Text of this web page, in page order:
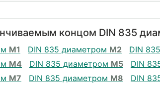
концом DIN 835
М1 DIN 835 диаметром М2 DIN
М4 DIN 835 диаметром М5 DIN
М7 DIN 835 диаметром М8 DIN